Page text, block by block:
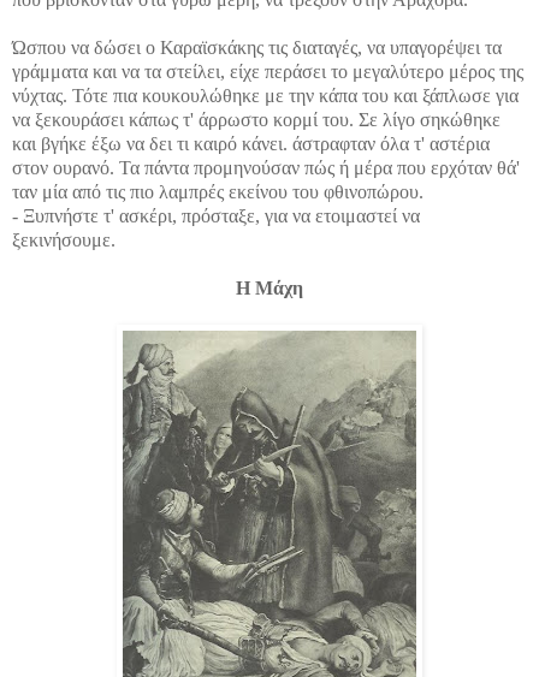
Ώσπoυ να δώσει ο Καραϊσκάκης τις διαταγές, να υπαγορέψει τα
γράμματα και να τα στείλει, είχε περάσει το μεγαλύτερο μέρος της
νύχτας. Τότε πια κουκουλώθηκε με την κάπα του και ξάπλωσε για
να ξεκουράσει κάπως τ' άρρωστο κορμί του. Σε λίγο σηκώθηκε
και βγήκε έξω να δει τι καιρό κάνει. άστραφταν όλα τ' αστέρια
στον ουρανό. Τα πάντα προμηνούσαν πώς ή μέρα που ερχόταν θά'
ταν μία από τις πιο λαμπρές εκείνου του φθινοπώρου.
- Ξυπνήστε τ' ασκέρι, πρόσταξε, για να ετοιμαστεί να
ξεκινήσουμε.
Η Μάχη